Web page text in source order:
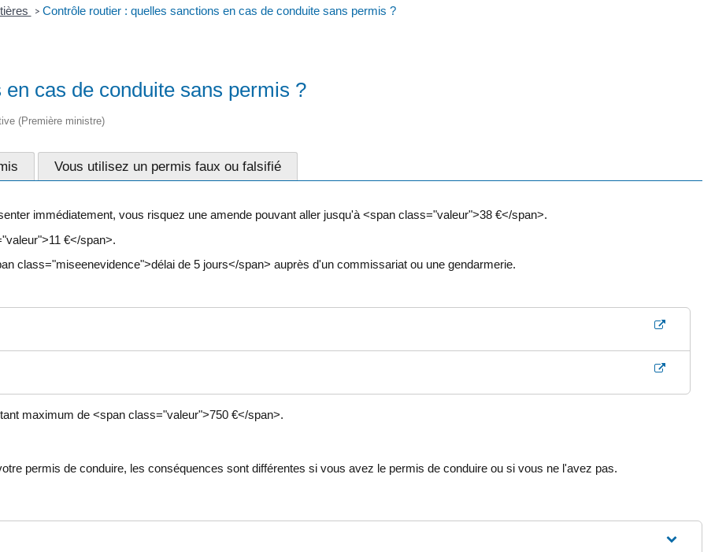
> Contrôle routier : quelles sanctions en cas de conduite sans permis ?
cas de conduite sans permis ?
(Première ministre)
Vous utilisez un permis faux ou falsifié
immédiatement, vous risquez une amende pouvant aller jusqu'à <span class="valeur">38 €</span>.
€</span>.
class="miseenevidence">délai de 5 jours</span> auprès d'un commissariat ou une gendarmerie.
maximum de <span class="valeur">750 €</span>.
permis de conduire, les conséquences sont différentes si vous avez le permis de conduire ou si vous ne l'avez pas.